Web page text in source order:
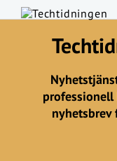
professionell
nyhetsbrev